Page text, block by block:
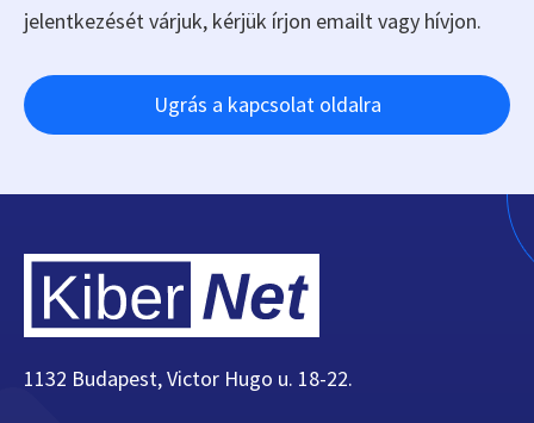
jelentkezését várjuk, kérjük írjon emailt vagy hívjon.
Ugrás a kapcsolat oldalra
1132 Budapest, Victor Hugo u. 18-22.